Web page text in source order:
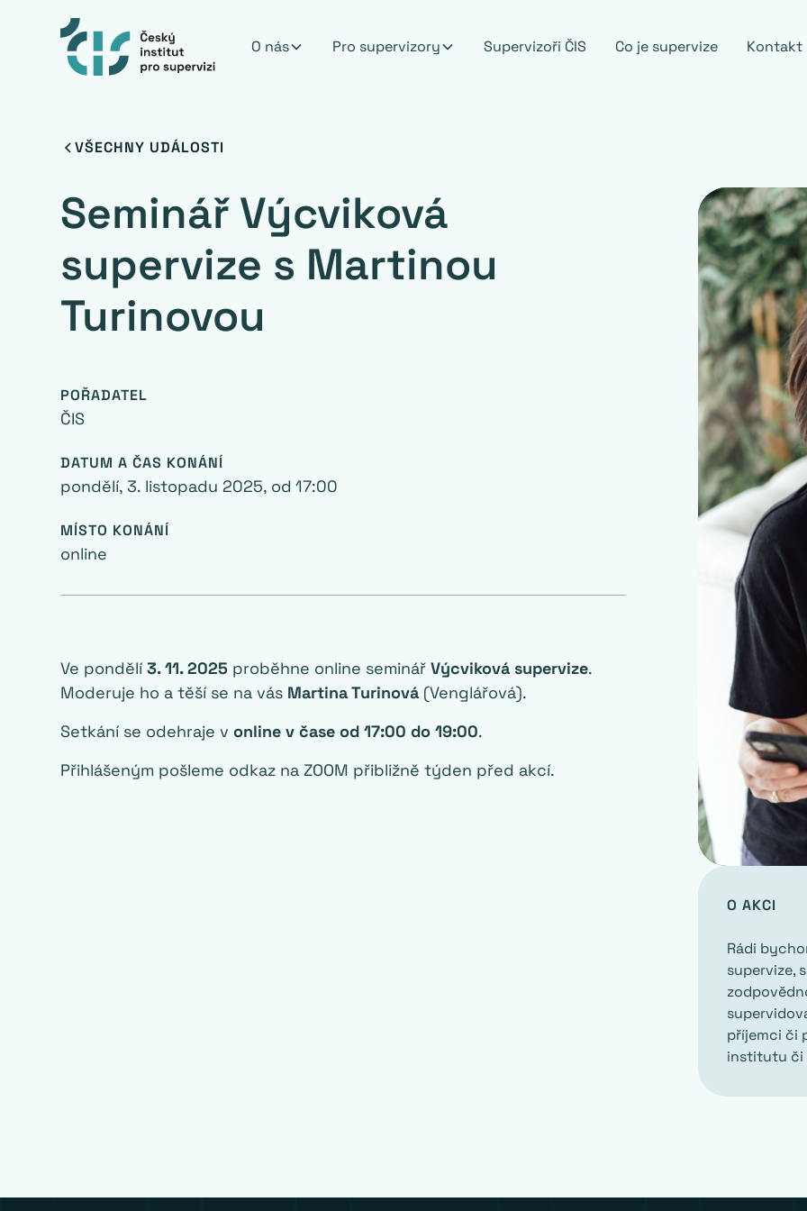
O nás Pro supervizory Supervizoři ČIS Co je supervize Kontakt
VŠECHNY UDÁLOSTI
Seminář Výcviková
supervize s Martinou
Turinovou
POŘADATEL
‍ČIS
DATUM A ČAS KONÁNÍ
pondělí, 3. listopadu 2025, od 17:00
MÍSTO KONÁNÍ
online
Ve pondělí 3. 11. 2025 proběhne online seminářVýcviková supervize.
Moderuje ho a těší se na vás Martina Turinová (Venglářová).
Setkání se odehraje vonline v čase od 17:00 do 19:00.
Přihlášeným pošleme odkaz na ZOOM přibližně týden před akcí.
O AKCI
Rádi
supervize,
příjemci či
institutu či